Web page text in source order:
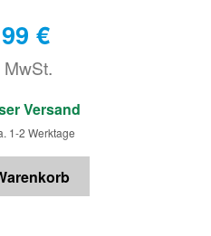
€
€
Versand
1-2 Werktage